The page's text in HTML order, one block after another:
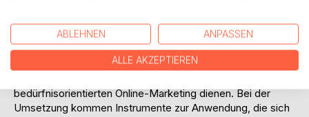
Besuchers an die Website ist das Vorhandensein
besonderer Mehrnutzen gegenüber anderen Angeboten
innerhalb und außerhalb des E-Commerce. Eine zentrale
Stellung kommt dabei dem Aufbau von
bedürfnisorientierten Online-Marketing dienen. Bei der
Umsetzung kommen Instrumente zur Anwendung, die sich
ABLEHNEN ANPASSEN
ALLE AKZEPTIEREN